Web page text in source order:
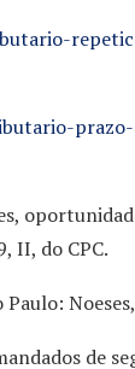
II, do CPC.
de